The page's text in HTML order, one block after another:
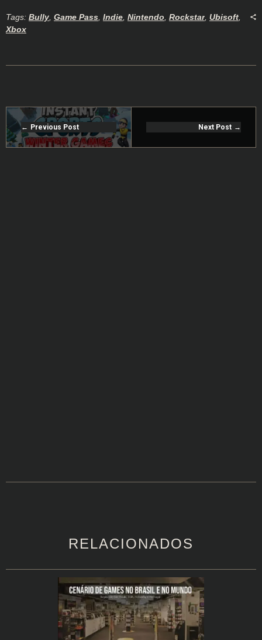
Tags: Bully Game Pass Indie Nintendo Rockstar Ubisoft
Xbox
Previous Post Next Post
RELACIONADOS